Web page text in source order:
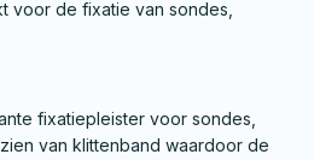
voor de fixatie van sondes,
fixatiepleister voor sondes,
van klittenband waardoor de